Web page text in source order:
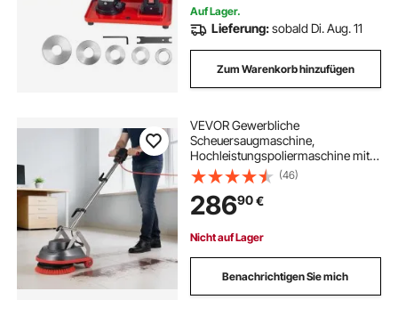
Auf Lager.
Lieferung:sobald Di. Aug. 11
Zum Warenkorb hinzufügen
VEVOR Gewerbliche
Scheuersaugmaschine,
Hochleistungspoliermaschine mit 2
Rädern, Elektrische
Teppichpoliermaschine,
Bodenreinigungsmaschine max.
1900 U/min & 13 m Kabel & 3 Pads &
3 Bürsten
(46)
28690€
Nicht auf Lager
Benachrichtigen Sie mich